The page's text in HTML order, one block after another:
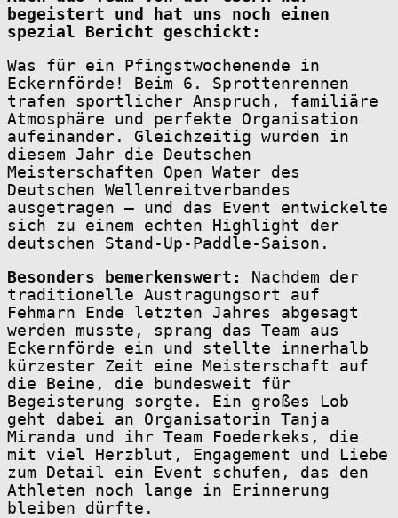
begeistert und hat uns noch einen
spezial Bericht geschickt:
Was für ein Pfingstwochenende in
Eckernförde! Beim 6. Sprottenrennen
trafen sportlicher Anspruch, familiäre
Atmosphäre und perfekte Organisation
aufeinander. Gleichzeitig wurden in
diesem Jahr die Deutschen
Meisterschaften Open Water des
Deutschen Wellenreitverbandes
ausgetragen – und das Event entwickelte
sich zu einem echten Highlight der
deutschen Stand-Up-Paddle-Saison.
Besonders bemerkenswert:
Nachdem der
traditionelle Austragungsort auf
Fehmarn Ende letzten Jahres abgesagt
werden musste, sprang das Team aus
Eckernförde ein und stellte innerhalb
kürzester Zeit eine Meisterschaft auf
die Beine, die bundesweit für
Begeisterung sorgte. Ein großes Lob
geht dabei an Organisatorin Tanja
Miranda und ihr Team Foederkeks, die
mit viel Herzblut, Engagement und Liebe
zum Detail ein Event schufen, das den
Athleten noch lange in Erinnerung
bleiben dürfte.